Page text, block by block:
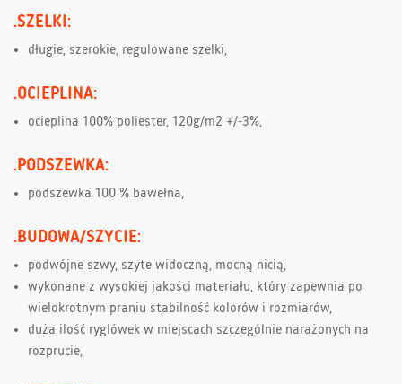
.SZELKI:
długie, szerokie, regulowane szelki,
.OCIEPLINA:
ocieplina 100% poliester, 120g/m2 +/-3%,
.PODSZEWKA:
podszewka 100 % bawełna,
.BUDOWA/SZYCIE:
podwójne szwy, szyte widoczną, mocną nicią,
wykonane z wysokiej jakości materiału, który zapewnia po
wielokrotnym praniu stabilność kolorów i rozmiarów,
duża ilość ryglówek w miejscach szczególnie narażonych na
rozprucie,